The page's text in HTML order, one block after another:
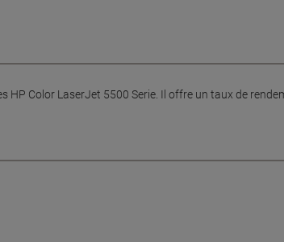
HP Color LaserJet 5500 Serie. Il offre un taux de